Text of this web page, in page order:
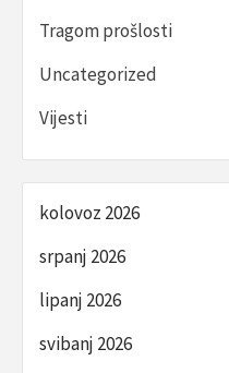
Tragom prošlosti
Uncategorized
Vijesti
kolovoz 2026
srpanj 2026
lipanj 2026
svibanj 2026